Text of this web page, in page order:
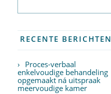
RECENTE BERICHTEN
Proces-verbaal
enkelvoudige behandeling
opgemaakt ná uitspraak
meervoudige kamer